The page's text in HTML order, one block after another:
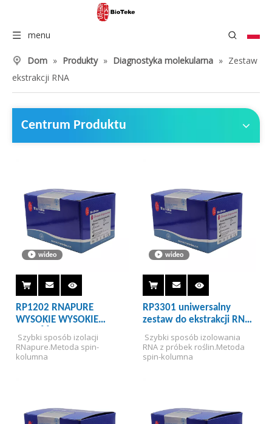
menu
Dom » Produkty » Diagnostyka molekularna » Zestaw
ekstrakcji RNA
Centrum Produktu
wideo
RP1202 RNAPURE
WYSOKIE WYSOKIE
CAŁOŚĆ RAD RNA SIGHT
EMPRACJA (Kolumn spin-
kolumn）
Szybki sposób izolacji
RNapure.Metoda spin-
kolumna
wideo
RP3301 uniwersalny
zestaw do ekstrakcji RNA
(spin-kolumna)
Szybki sposób izolowania
RNA z próbek roślin.Metoda
spin-kolumna